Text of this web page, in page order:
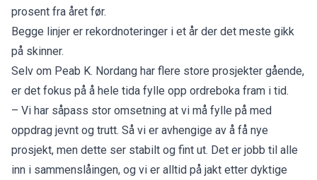
prosent fra året før.
Begge linjer er rekordnoteringer i et år der det meste gikk
på skinner.
Selv om Peab K. Nordang har flere store prosjekter gående,
er det fokus på å hele tida fylle opp ordreboka fram i tid.
– Vi har såpass stor omsetning at vi må fylle på med
oppdrag jevnt og trutt. Så vi er avhengige av å få nye
prosjekt, men dette ser stabilt og fint ut. Det er jobb til alle
inn i sammenslåingen, og vi er alltid på jakt etter dyktige